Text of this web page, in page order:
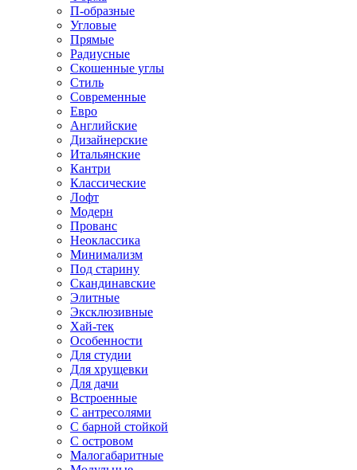
П-образные
Угловые
Прямые
Радиусные
Скошенные углы
Стиль
Современные
Евро
Английские
Дизайнерские
Итальянские
Кантри
Классические
Лофт
Модерн
Прованс
Неоклассика
Минимализм
Под старину
Скандинавские
Элитные
Эксклюзивные
Хай-тек
Особенности
Для студии
Для хрущевки
Для дачи
Встроенные
С антресолями
С барной стойкой
С островом
Малогабаритные